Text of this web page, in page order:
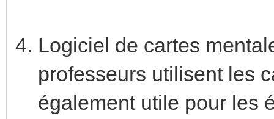
Logiciel de cartes
professeurs utilisent les
également utile pour les